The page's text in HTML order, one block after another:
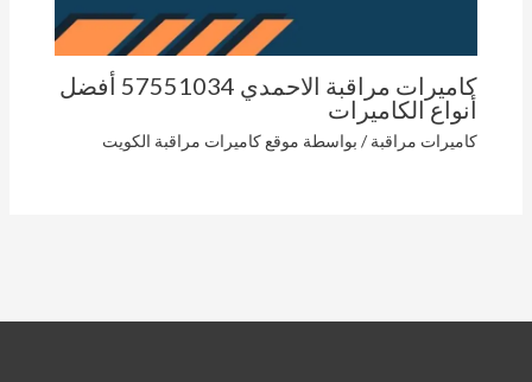
كاميرات مراقبة الاحمدي 57551034 أفضل
أنواع الكاميرات
كاميرات مراقبة / بواسطة موقع كاميرات مراقبة الكويت